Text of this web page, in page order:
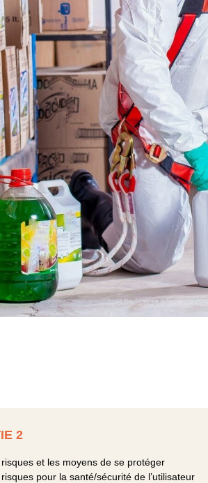
2
risques et les moyens de se protéger
pour la santé/sécurité de l’utilisateur